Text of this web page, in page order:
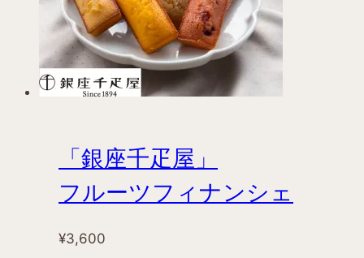
バ
リ
エ
シ
が
あ
り
「銀座千疋屋」
フルーツフィナンシェ
¥3,600